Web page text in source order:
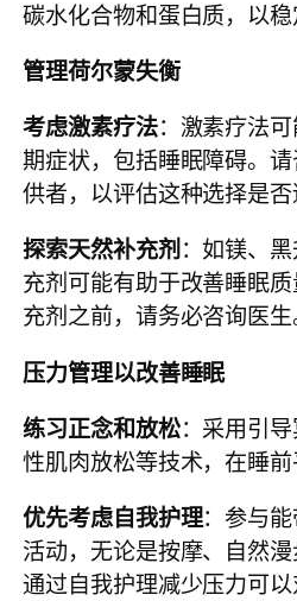
碳水化合物和蛋白质，以稳
管理荷尔蒙失衡
考虑激素疗法：激素疗法
期症状，包括睡眠障碍。
供者，以评估这种选择是否
探索天然补充剂 ：如镁、
充剂可能有助于改善睡眠
充剂之前，请务必咨询医生
压力管理以改善睡眠
练习正念和放松：采用引
性肌肉放松等技术，在睡前
优先考虑自我护理：参与
活动，无论是按摩、自然漫
通过自我护理减少压力可